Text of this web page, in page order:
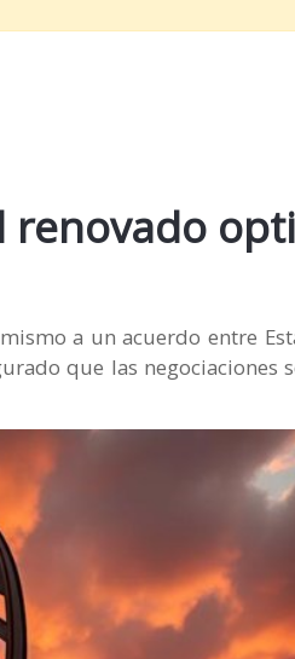
renovado
a un acuerdo entre
que las negociaciones